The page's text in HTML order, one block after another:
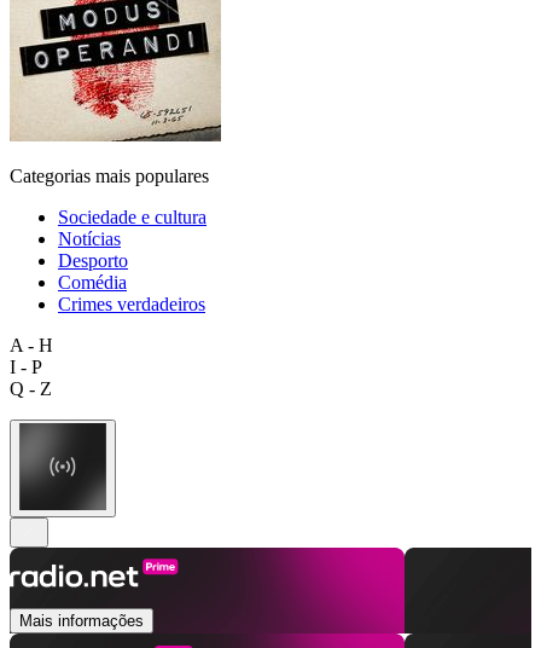
Categorias mais populares
Sociedade e cultura
Notícias
Desporto
Comédia
Crimes verdadeiros
A - H
I - P
Q - Z
Mais informações